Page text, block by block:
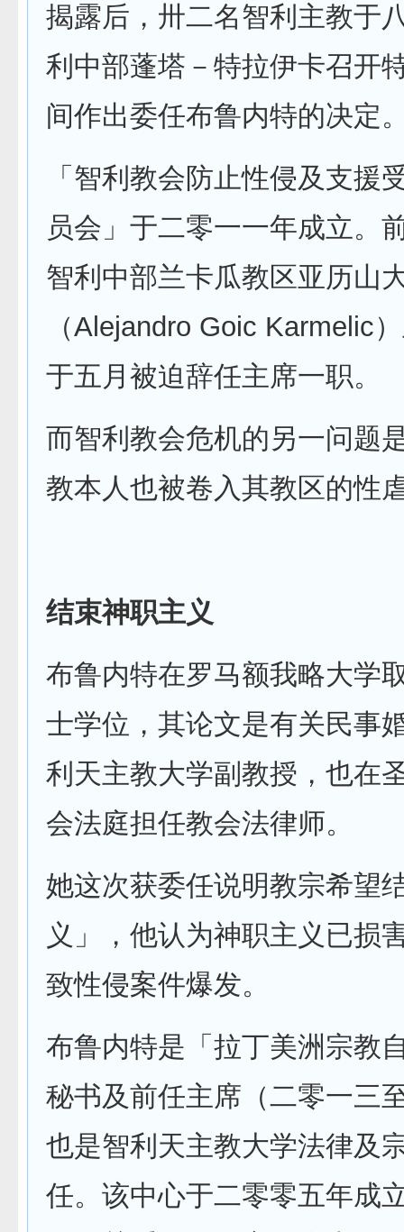
揭露后，卅二名智利主教于
利中部蓬塔－特拉伊卡召开
间作出委任布鲁内特的决定
「智利教会防止性侵及支援
员会」于二零一一年成立。
智利中部兰卡瓜教区亚历山
（Alejandro Goic Karmelic
于五月被迫辞任主席一职。
而智利教会危机的另一问题
教本人也被卷入其教区的性
结束神职主义
布鲁内特在罗马额我略大学
士学位，其论文是有关民事
利天主教大学副教授，也在
会法庭担任教会法律师。
她这次获委任说明教宗希望
义」，他认为神职主义已损
致性侵案件爆发。
布鲁内特是「拉丁美洲宗教
秘书及前任主席（二零一三
也是智利天主教大学法律及
任。该中心于二零零五年成